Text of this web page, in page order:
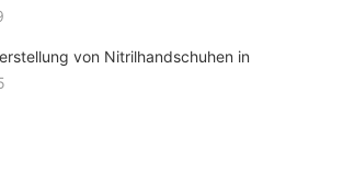
Handschuhen
von Nitrilhandschuhen in